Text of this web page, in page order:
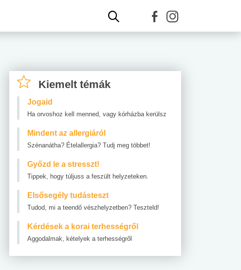
Kiemelt témák
Jogaid
Ha orvoshoz kell menned, vagy kórházba kerülsz
Mindent az allergiáról
Szénanátha? Ételallergia? Tudj meg többet!
Győzd le a stresszt!
Tippek, hogy túljuss a feszült helyzeteken.
Elsősegély tudásteszt
Tudod, mi a teendő vészhelyzetben? Teszteld!
Kérdések a korai terhességről
Aggodalmak, kételyek a terhességről